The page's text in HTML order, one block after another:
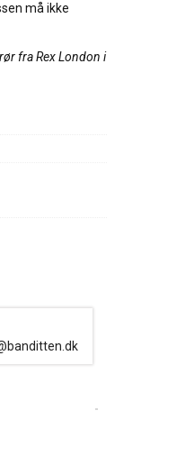
må ikke
fra Rex London i